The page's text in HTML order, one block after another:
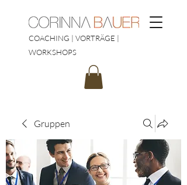
COACHING | VORTRÄGE |
WORKSHOPS
Gruppen